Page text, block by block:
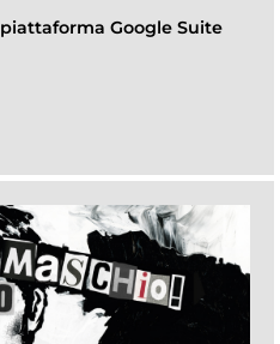
piattaforma Google Suite